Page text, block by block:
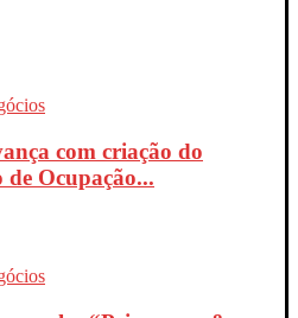
com criação do
de Ocupação...